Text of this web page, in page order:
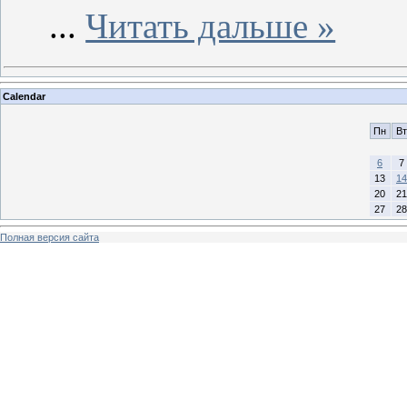
...Читать дальше »
Calendar
Пн Вт
6
7
13
14
20
21
27
28
Полная версия сайта